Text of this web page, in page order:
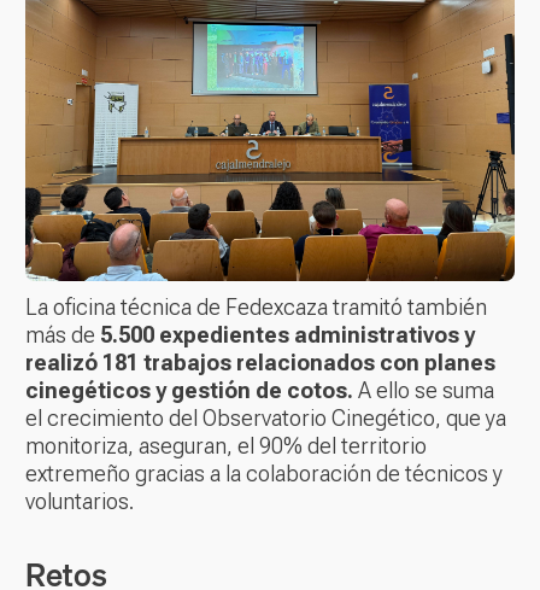
La oficina técnica de Fedexcaza tramitó también
más de 5.500 expedientes administrativos y
realizó 181 trabajos relacionados con planes
cinegéticos y gestión de cotos. A ello se suma
el crecimiento del Observatorio Cinegético, que ya
monitoriza, aseguran, el 90% del territorio
extremeño gracias a la colaboración de técnicos y
voluntarios.
Retos